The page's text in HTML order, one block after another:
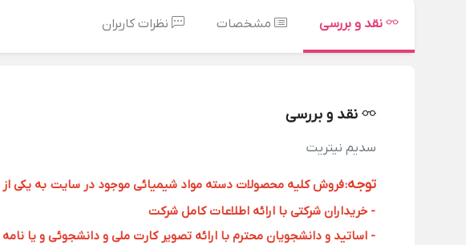
نقد و بررسی مشخصات نظرات کاربران
نقد و بررسی
سدیم نیتریت
توجه:فروش کلیه محصولات دسته مواد شیمیائی موجود در سایت به یکی از
- خریداران شرکتی با ارائه اطلاعات کامل شرکت
- اساتید و دانشجویان محترم با ارائه تصویر کارت ملی و دانشجوئی و یا